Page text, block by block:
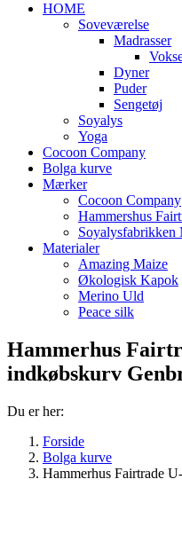
HOME
Soveværelse
Madrasser
Dyner
Puder
Sengetøj
Soyalys
Yoga
Cocoon Company
Bolga kurve
Mærker
Cocoon Company
Hammershus
Soyalysfabrikken
Materialer
Amazing Maize
Økologisk Kapok
Merino Uld
Peace silk
Hammerhus
indkøbskurv
Du er her:
Forside
Bolga kurve
Hammerhus Fairtrade